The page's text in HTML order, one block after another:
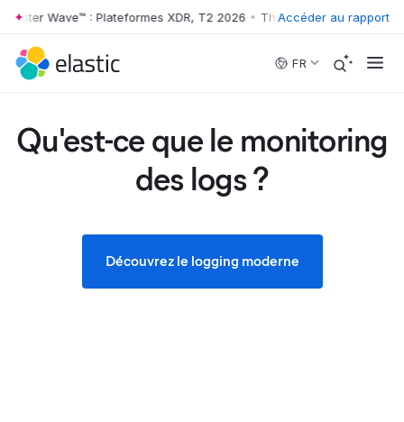
Skip to main content
Wave™ : Plateformes XDR, T2 2026 • The Forrester Wave™ :
Accéder au rapport
FR
Qu'est-ce que le monitoring
des logs ?
Découvrez le logging moderne